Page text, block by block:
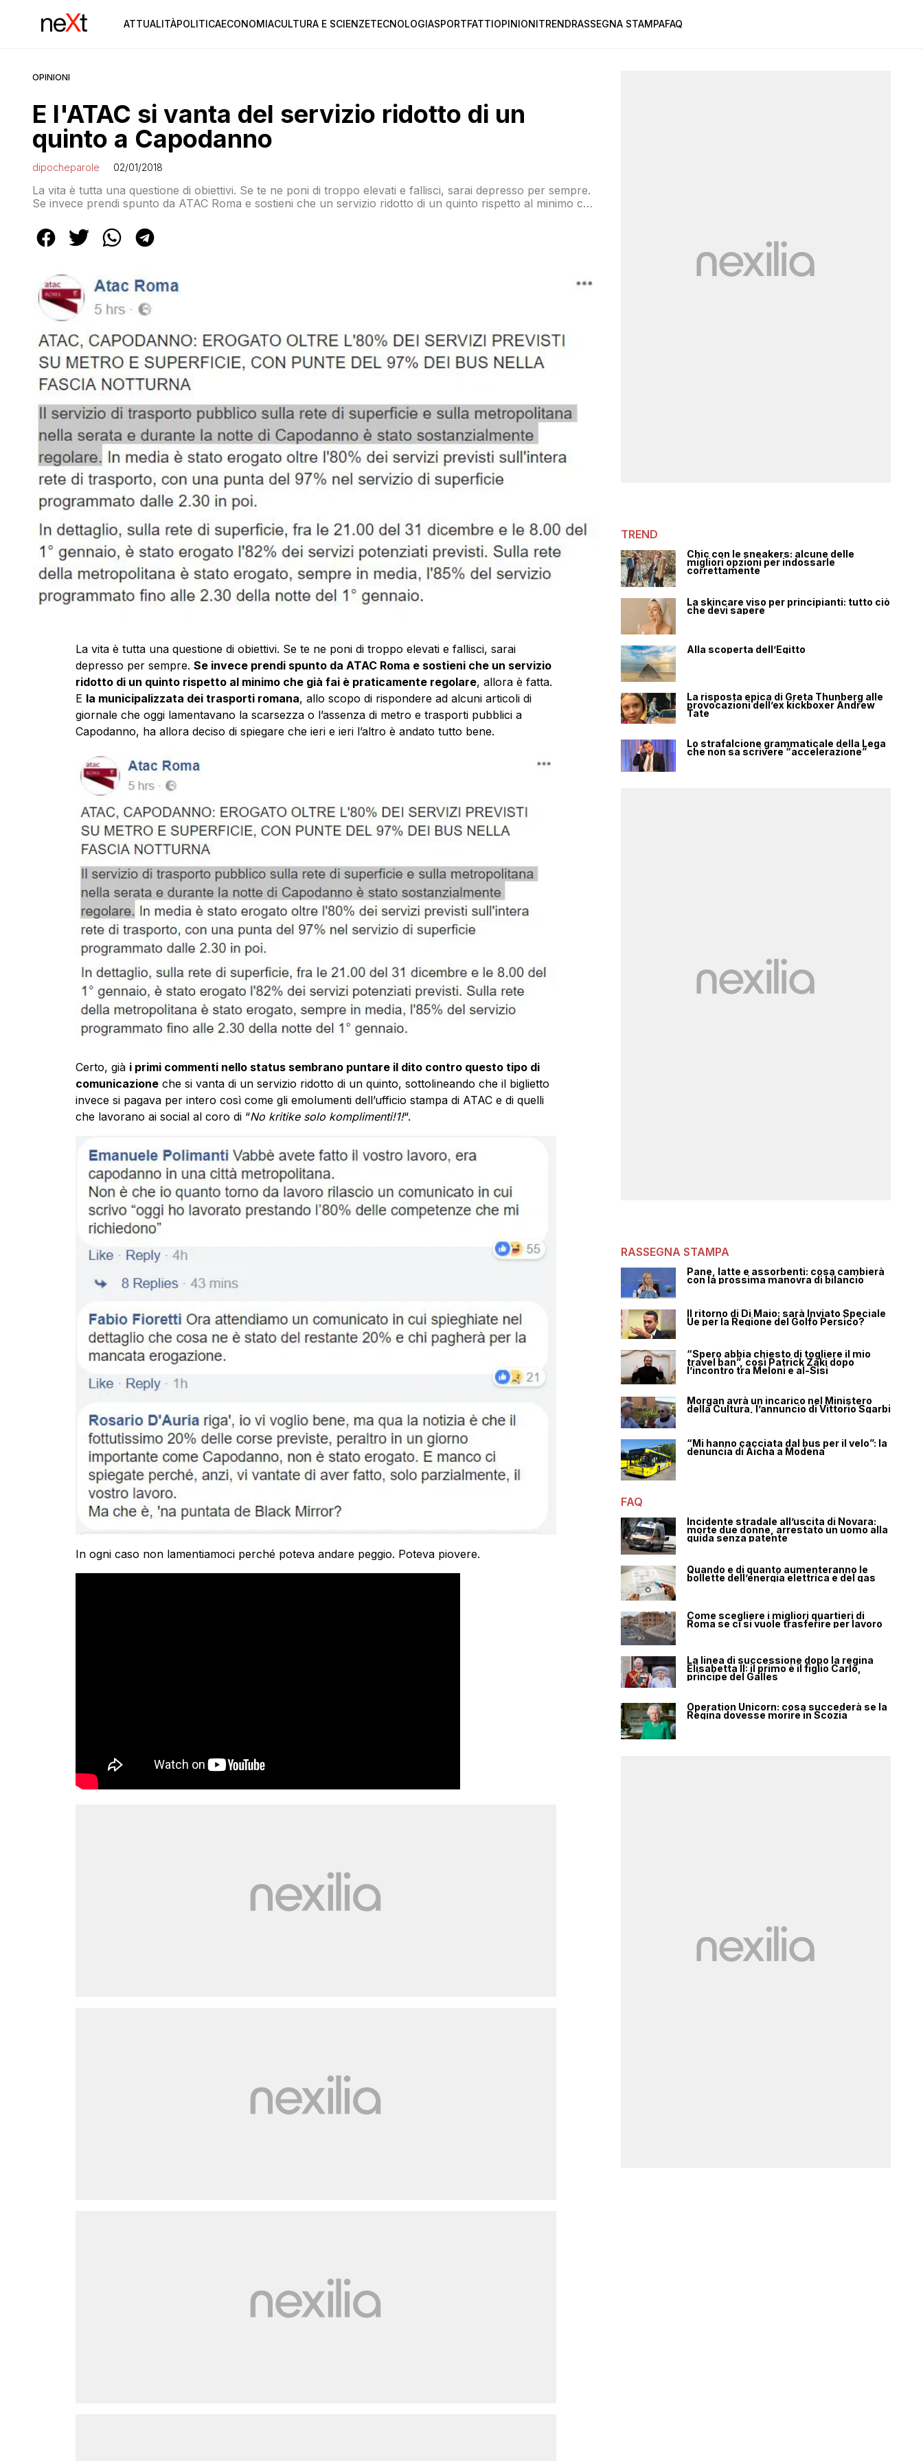
ATTUALITÀPOLITICAECONOMIACULTURA E SCIENZETECNOLOGIASPORTFATTIOPINIONITRENDRASSEGNA STAMPAFAQ
OPINIONI
E l'ATAC si vanta del servizio ridotto di un
quinto a Capodanno
dipocheparole 02/01/2018
La vita è tutta una questione di obiettivi. Se te ne poni di troppo elevati e fallisci, sarai depresso per sempre.
Se invece prendi spunto da ATAC Roma e sostieni che un servizio ridotto di un quinto rispetto al minimo che
La vita è tutta una questione di obiettivi. Se te ne poni di troppo elevati e fallisci, sarai
depresso per sempre. Se invece prendi spunto da ATAC Roma e sostieni che un servizio
ridotto di un quinto rispetto al minimo che già fai è praticamente regolare, allora è fatta.
E la municipalizzata dei trasporti romana, allo scopo di rispondere ad alcuni articoli di
giornale che oggi lamentavano la scarsezza o l’assenza di metro e trasporti pubblici a
Capodanno, ha allora deciso di spiegare che ieri e ieri l’altro è andato tutto bene.
Certo, già i primi commenti nello status sembrano puntare il dito contro questo tipo di
comunicazioneche si vanta di un servizio ridotto di un quinto, sottolineando che il biglietto
invece si pagava per intero così come gli emolumenti dell’ufficio stampa di ATAC e di quelli
che lavorano ai social al coro di “No kritike solo komplimenti!1!“.
In ogni caso non lamentiamoci perché poteva andare peggio. Poteva piovere.
TREND
Chic con le sneakers: alcune delle
migliori opzioni per indossarle
correttamente
La skincare viso per principianti: tutto ciò
che devi sapere
Alla scoperta dell’Egitto
La risposta epica di Greta Thunberg alle
provocazioni dell’ex kickboxer Andrew
Tate
Lo strafalcione grammaticale della Lega
che non sa scrivere “accelerazione”
RASSEGNA STAMPA
Pane, latte e assorbenti: cosa cambierà
con la prossima manovra di bilancio
Il ritorno di Di Maio: sarà Inviato Speciale
Ue per la Regione del Golfo Persico?
“Spero abbia chiesto di togliere il mio
travel ban”, così Patrick Zaki dopo
l’incontro tra Meloni e al-Sisi
Morgan avrà un incarico nel Ministero
della Cultura, l’annuncio di Vittorio Sgarbi
“Mi hanno cacciata dal bus per il velo”: la
denuncia di Aicha a Modena
FAQ
Incidente stradale all’uscita di Novara:
morte due donne, arrestato un uomo alla
guida senza patente
Quando e di quanto aumenteranno le
bollette dell’energia elettrica e del gas
Come scegliere i migliori quartieri di
Roma se ci si vuole trasferire per lavoro
La linea di successione dopo la regina
Elisabetta II: il primo è il figlio Carlo,
principe del Galles
Operation Unicorn: cosa succederà se la
Regina dovesse morire in Scozia